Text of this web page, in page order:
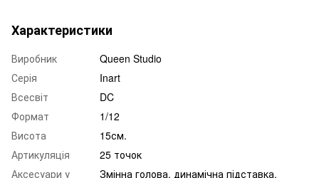
Характеристики
Виробник
Queen Studio
Серія
Inart
Всесвіт
DC
Формат
1/12
Висота
15см.
Артикуляція
25 точок
Аксесуари у
Змінна голова, динамічна підставка,